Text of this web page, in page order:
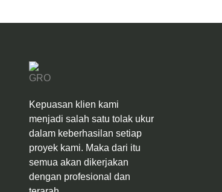
Kepuasan klien kami
menjadi salah satu tolak ukur
dalam keberhasilan setiap
proyek kami. Maka dari itu
semua akan dikerjakan
dengan profesional dan